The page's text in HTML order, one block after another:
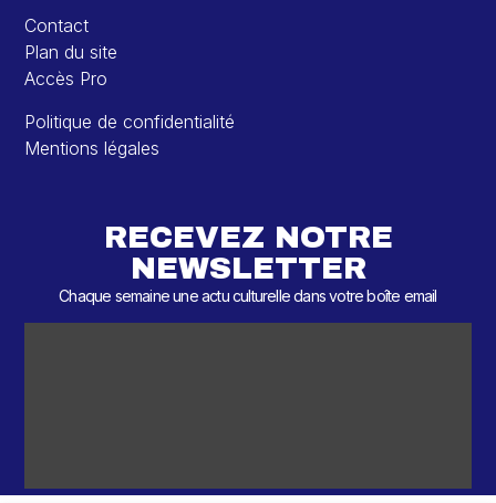
Contact
Plan du site
Accès Pro
Politique de confidentialité
Mentions légales
RECEVEZ NOTRE
NEWSLETTER
Chaque semaine une actu culturelle dans votre boîte email